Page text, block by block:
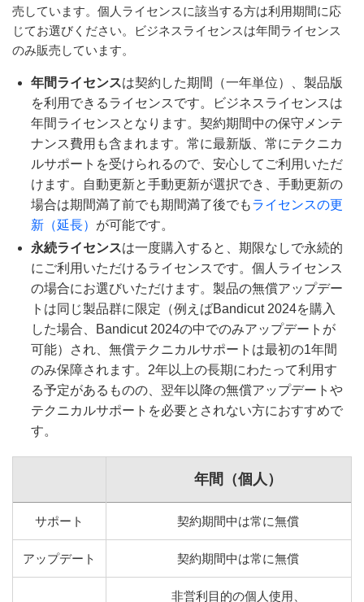
売しています。個人ライセンスに該当する方は利用期間に応
じてお選びください。ビジネスライセンスは年間ライセンス
のみ販売しています。
年間ライセンスは契約した期間（一年単位）、製品版
を利用できるライセンスです。ビジネスライセンスは
年間ライセンスとなります。契約期間中の保守メンテ
ナンス費用も含まれます。常に最新版、常にテクニカ
ルサポートを受けられるので、安心してご利用いただ
けます。自動更新と手動更新が選択でき、手動更新の
場合は期間満了前でも期間満了後でもライセンスの更
新（延長） が可能です。
永続ライセンスは一度購入すると、期限なしで永続的
にご利用いただけるライセンスです。個人ライセンス
の場合にお選びいただけます。製品の無償アップデー
トは同じ製品群に限定（例えばBandicut 2024を購入
した場合、Bandicut 2024の中でのみアップデートが
可能）され、無償テクニカルサポートは最初の1年間
のみ保障されます。2年以上の長期にわたって利用す
る予定があるものの、翌年以降の無償アップデートや
テクニカルサポートを必要とされない方におすすめで
す。
年間（個人）
サポート 契約期間中は常に無償
アップデート 契約期間中は常に無償
非営利目的の個人使用、